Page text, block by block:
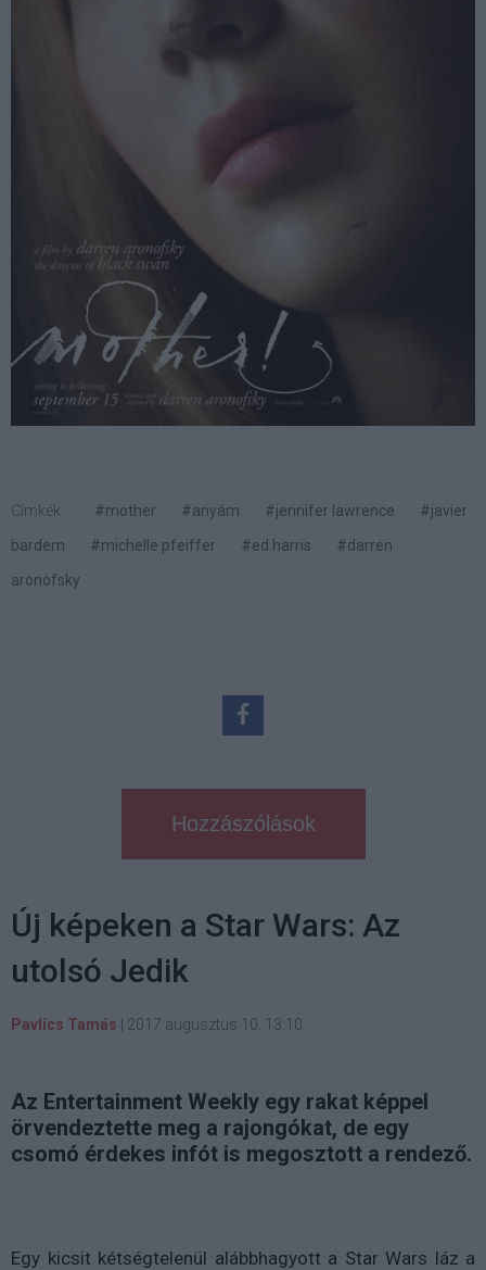
Címkék: #mother #anyám #jennifer lawrence
#javier
bardem
#michelle pfeiffer #ed harris
#darren
aronofsky
Hozzászólások
Új képeken a Star Wars: Az
utolsó Jedik
Pavlics Tamás 2017 augusztus 10. 13:10
Az Entertainment Weekly egy rakat képpel
örvendeztette meg a rajongókat, de egy
csomó érdekes infót is megosztott a rendező.
Egy kicsit kétségtelenül alábbhagyott a Star Wars láz a